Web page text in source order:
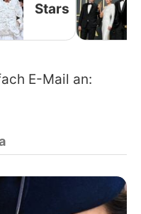
Stars
E-Mail an: